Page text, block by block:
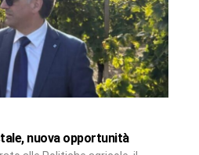
nuova opportunità